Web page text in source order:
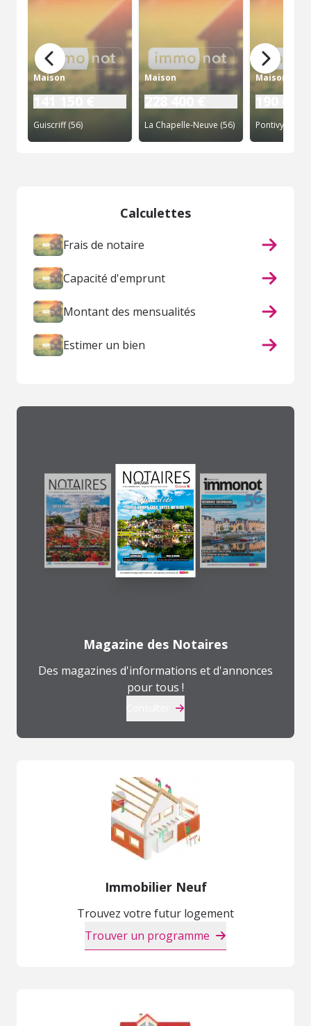
Maison
Guiscriff (56)
Maison
La Chapelle-Neuve (56)
Maison
Pontivy (56)
Calculettes
Frais de notaire
Capacité d'emprunt
Montant des mensualités
Estimer un bien
Magazine des Notaires
Des magazines d'informations et d'annonces
pour tous !
Immobilier Neuf
Trouvez votre futur logement
Trouver un programme